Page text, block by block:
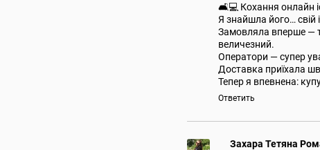
🛋💻 Кохання онлайн
Я знайшла його… свій
Замовляла вперше —
величезний.
Оператори — супер
Доставка приїхала
Тепер я впевнена:
Ответить
Захара Тетяна